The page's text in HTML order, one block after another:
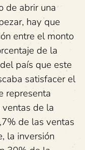
de abrir una
hay que
entre el monto
de la
país que este
satisfacer el
representa
de la
de las ventas
la inversión